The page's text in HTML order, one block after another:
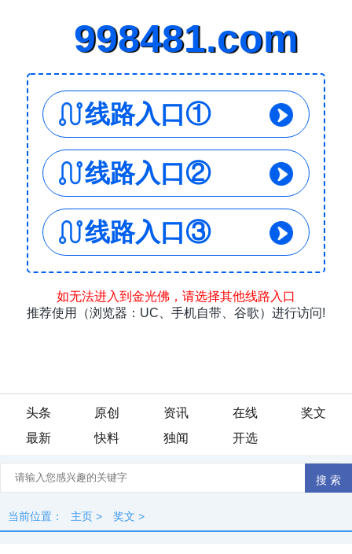
头条 原创 资讯 在线
奖文
最新
快料 独闻 开选
当前位置： 主页 > 奖文 >